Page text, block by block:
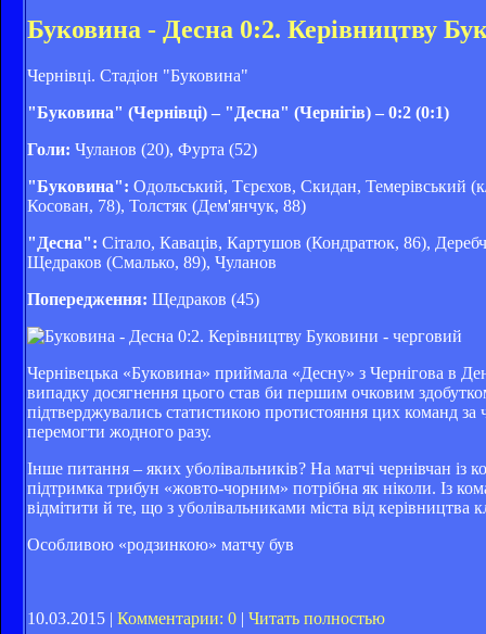
Буковина - Десна 0:2. Керівництву
Чернівці. Стадіон "Буковина"
"Буковина" (Чернівці) – "Десна" (Чернігів) – 0:2 (0:1)
Голи: Чуланов (20), Фурта (52)
"Буковина": Одольський, Тєрєхов, Скидан, Темерівський
Косован, 78), Толстяк (Дем'янчук, 88)
"Десна": Сітало, Каваців, Картушов (Кондратюк, 86),
Щедраков (Смалько, 89), Чуланов
Попередження: Щедраков (45)
Чернівецька «Буковина» приймала «Десну» з Чернігова в
випадку досягнення цього став би першим очковим
підтверджувались статистикою протистояння цих команд за
перемогти жодного разу.
Інше питання – яких уболівальників? На матчі чернівчан
підтримка трибун «жовто-чорним» потрібна як ніколи. Із
відмітити й те, що з уболівальниками міста від керівництва
Особливою «родзинкою» матчу був
10.03.2015 | Комментарии: 0 | Читать полностью